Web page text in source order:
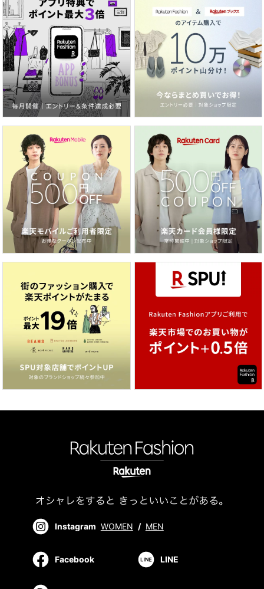
Instagram WOMEN / MEN
Facebook LINE